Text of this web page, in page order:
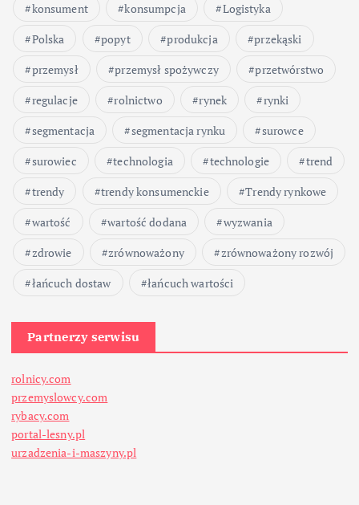
konsument
konsumpcja
Logistyka
Polska
popyt produkcja
przekąski
przemysł
przemysł spożywczy
przetwórstwo
regulacje
rolnictwo rynek
rynki
segmentacja
segmentacja rynku
surowce
surowiec
technologia technologie
trend
trendy
trendy konsumenckie
Trendy rynkowe
wartość
wartość dodana
wyzwania
zdrowie
zrównoważony
zrównoważony rozwój
łańcuch dostaw
łańcuch wartości
Partnerzy serwisu
rolnicy.com
przemyslowcy.com
rybacy.com
portal-lesny.pl
urzadzenia-i-maszyny.pl